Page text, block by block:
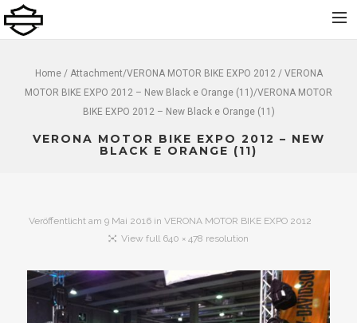
Über uns
Bekleidung und Zubehör
Dolomiti Chapter
Finance
Home/ Attachment/VERONA MOTOR BIKE EXPO 2012/ VERONA
MOTOR BIKE EXPO 2012 – New Black e Orange (11)/VERONA MOTOR
BIKE EXPO 2012 – New Black e Orange (11)
VERONA MOTOR BIKE EXPO 2012 – NEW
BLACK E ORANGE (11)
Veröffentlicht am9 Mai 2016 inVERONA MOTOR BIKE EXPO 2012
View full 640 × 478 resolution